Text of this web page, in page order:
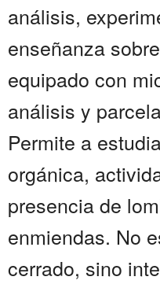
análisis,
enseñanza
equipado con
análisis y
Permite a
orgánica,
presencia de
enmiendas. No
cerrado, sino